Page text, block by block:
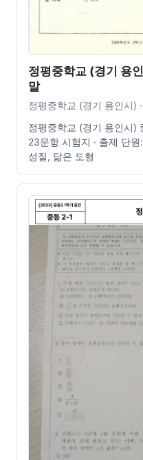
정평중학교 (경기 용
말
정평중학교 (경기 용인시)
정평중학교 (경기 용인시)
23문항 시험지 · 출제 단
성질, 닮은 도형